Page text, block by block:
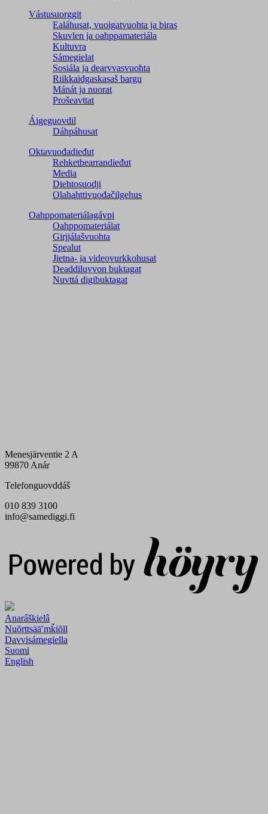
Vástusuorggit
Ealáhusat, vuoigatvuohta ja biras
Skuvlen ja oahppamateriála
Kultuvra
Sámegielat
Sosiála ja dearvvasvuohta
Riikkaidgaskasaš bargu
Mánát ja nuorat
Prošeavttat
Áigeguovdil
Dáhpáhusat
Oktavuođadieđut
Rehketbearrandieđut
Media
Diehtosuodji
Olahahttivuođačilgehus
Oahppomateriálagávpi
Oahppomateriálat
Girjjálašvuohta
Spealut
Jietna- ja videovurkkohusat
Deaddiluvvon buktagat
Nuvttá digibuktagat
Menesjärventie 2 A
99870 Anár
Telefonguovddáš
010 839 3100
info@samediggi.fi
Anarâškielâ
Nuõrttsääʹmǩiõll
Davvisámegiella
Suomi
English